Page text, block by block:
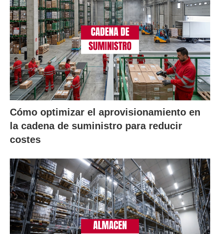
Cómo optimizar el aprovisionamiento en
la cadena de suministro para reducir
costes